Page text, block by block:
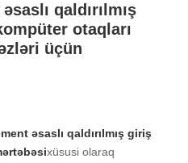
qaldırılmış
otaqları
üçün
əsaslı qaldırılmış giriş
xüsusi olaraq